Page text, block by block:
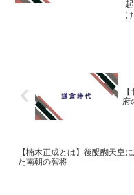
府
【楠木正成とは】後醍醐天皇
た南朝の智将